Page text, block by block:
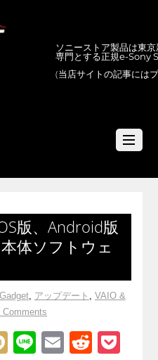
ソニーストア製品は東
専門とする正規e-Sony
(当店サイトの記事には
版、Android版
体ソフトウェ
Gadget, アップデート , VAIO &
Comments
M
Li
E
R